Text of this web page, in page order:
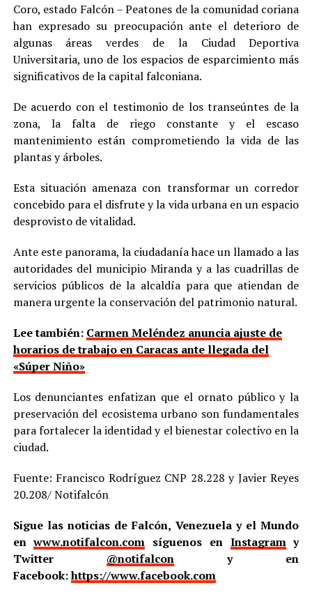
Coro, estado Falcón – Peatones de la comunidad coriana
han expresado su preocupación ante el deterioro de
algunas áreas verdes de la Ciudad Deportiva
Universitaria, uno de los espacios de esparcimiento más
significativos de la capital falconiana.
De acuerdo con el testimonio de los transeúntes de la
zona, la falta de riego constante y el escaso
mantenimiento están comprometiendo la vida de las
plantas y árboles.
Esta situación amenaza con transformar un corredor
concebido para el disfrute y la vida urbana en un espacio
desprovisto de vitalidad.
Ante este panorama, la ciudadanía hace un llamado a las
autoridades del municipio Miranda y a las cuadrillas de
servicios públicos de la alcaldía para que atiendan de
manera urgente la conservación del patrimonio natural.
Lee también: Carmen Meléndez anuncia ajuste de
horarios de trabajo en Caracas ante llegada del
«Súper Niño»
Los denunciantes enfatizan que el ornato público y la
preservación del ecosistema urbano son fundamentales
para fortalecer la identidad y el bienestar colectivo en la
ciudad.
Fuente: Francisco Rodríguez CNP 28.228 y Javier Reyes
20.208/ Notifalcón
Sigue las noticias de Falcón, Venezuela y el Mundo
enwww.notifalcon.com síguenos en Instagramy
Twitter @notifalcony en
Facebook:https://www.facebook.com